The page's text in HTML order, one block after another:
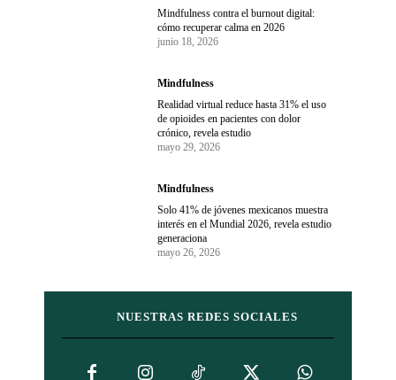
Mindfulness contra el burnout digital:
cómo recuperar calma en 2026
junio 18, 2026
Mindfulness
Realidad virtual reduce hasta 31% el uso
de opioides en pacientes con dolor
crónico, revela estudio
mayo 29, 2026
Mindfulness
Solo 41% de jóvenes mexicanos muestra
interés en el Mundial 2026, revela estudio
generaciona
mayo 26, 2026
NUESTRAS REDES SOCIALES